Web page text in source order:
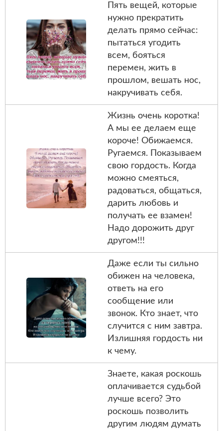
Пять вещей, которые
нужно прекратить
делать прямо сейчас:
пытаться угодить
всем, бояться
перемен, жить в
прошлом, вешать нос,
накручивать себя.
Жизнь очень коротка!
А мы ее делаем еще
короче! Обижаемся.
Ругаемся. Показываем
свою гордость. Когда
можно смеяться,
радоваться, общаться,
дарить любовь и
получать ее взамен!
Надо дорожить друг
другом!!!
Даже если ты сильно
обижен на человека,
ответь на его
сообщение или
звонок. Кто знает, что
случится с ним завтра.
Излишняя гордость ни
к чему.
Знаете, какая роскошь
оплачивается судьбой
лучше всего? Это
роскошь позволить
другим людям думать